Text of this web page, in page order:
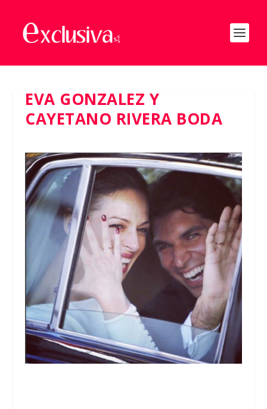
EVA GONZALEZ Y
CAYETANO RIVERA BODA